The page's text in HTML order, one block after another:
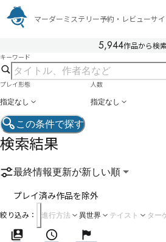
マーダーミステリー予約・レビューサ
5,944作品から検
キーワード
プレイ形態
指定なし
人数
指定なし
この条件で探す
検索結果
最終情報更新が新しい順
プレイ済み作品を除外
絞り込み： 進行方法 異世界 テイスト ター